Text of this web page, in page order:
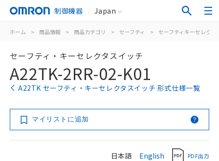
制御機器 Japan
ホーム > 商品情報 > 商品カテゴリ > セーフティ > セーフティキーセレク
セーフティ・キーセレクタスイッチ
A22TK-2RR-02-K01
A22TK セーフティ・キーセレクタスイッチ 形式仕様一覧
マイリストに追加
日本語 English PDF出力